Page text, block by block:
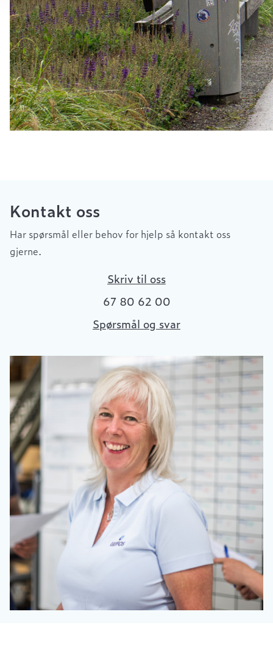
Kontakt oss
Har spørsmål eller behov for hjelp så kontakt oss
gjerne.
Skriv til oss
67 80 62 00
Spørsmål og svar